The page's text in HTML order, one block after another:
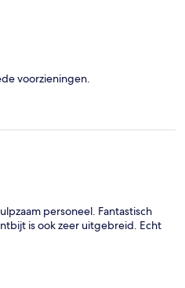
voorzieningen.
personeel. Fantastisch
is ook zeer uitgebreid. Echt